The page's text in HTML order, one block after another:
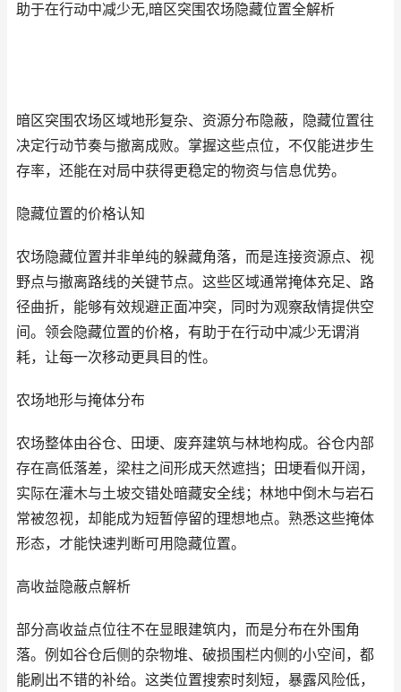
助于在行动中减少无,暗区突围农场隐藏位置全解析
暗区突围农场区域地形复杂、资源分布隐蔽，隐藏位置往
决定行动节奏与撤离成败。掌握这些点位，不仅能进步生
存率，还能在对局中获得更稳定的物资与信息优势。
隐藏位置的价格认知
农场隐藏位置并非单纯的躲藏角落，而是连接资源点、视
野点与撤离路线的关键节点。这些区域通常掩体充足、路
径曲折，能够有效规避正面冲突，同时为观察敌情提供空
间。领会隐藏位置的价格，有助于在行动中减少无谓消
耗，让每一次移动更具目的性。
农场地形与掩体分布
农场整体由谷仓、田埂、废弃建筑与林地构成。谷仓内部
存在高低落差，梁柱之间形成天然遮挡；田埂看似开阔，
实际在灌木与土坡交错处暗藏安全线；林地中倒木与岩石
常被忽视，却能成为短暂停留的理想地点。熟悉这些掩体
形态，才能快速判断可用隐藏位置。
高收益隐蔽点解析
部分高收益点位往不在显眼建筑内，而是分布在外围角
落。例如谷仓后侧的杂物堆、破损围栏内侧的小空间，都
能刷出不错的补给。这类位置搜索时刻短，暴露风险低，